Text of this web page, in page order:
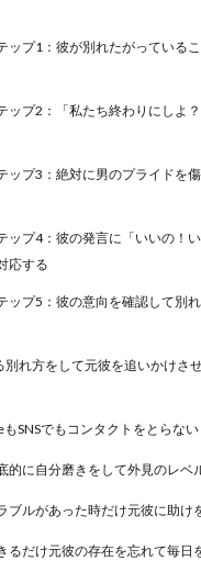
ップ1：彼が別れたがっている
ップ2：「私たち終わりにしよ
ップ3：絶対に男のプライドを
ップ4：彼の発言に「いいの！
応する
ップ5：彼の意向を確認して別
別れ方をして元彼を追いかけさ
SNSでもコンタクトをとらない
的に自分磨きをして外見のレベ
ブルがあった時だけ元彼に助け
るだけ元彼の存在を忘れて毎日